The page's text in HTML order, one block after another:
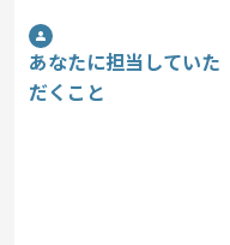
あなたに担当していた
だくこと